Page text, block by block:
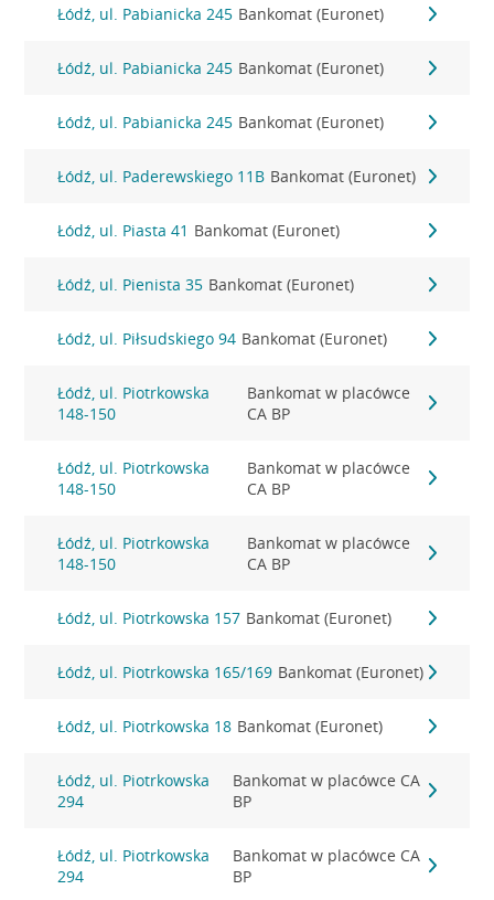
Łódź, ul. Pabianicka 245 Bankomat (Euronet)
Łódź, ul. Pabianicka 245 Bankomat (Euronet)
Łódź, ul. Pabianicka 245 Bankomat (Euronet)
Łódź, ul. Paderewskiego 11B Bankomat (Euronet)
Łódź, ul. Piasta 41 Bankomat (Euronet)
Łódź, ul. Pienista 35 Bankomat (Euronet)
Łódź, ul. Piłsudskiego 94 Bankomat (Euronet)
Łódź, ul. Piotrkowska
148-150
Bankomat w placówce
CA BP
Łódź, ul. Piotrkowska
148-150
Bankomat w placówce
CA BP
Łódź, ul. Piotrkowska
148-150
Bankomat w placówce
CA BP
Łódź, ul. Piotrkowska 157 Bankomat (Euronet)
Łódź, ul. Piotrkowska 165/169 Bankomat (Euronet)
Łódź, ul. Piotrkowska 18 Bankomat (Euronet)
Łódź, ul. Piotrkowska
294
Bankomat w placówce CA
BP
Łódź, ul. Piotrkowska
294
Bankomat w placówce CA
BP